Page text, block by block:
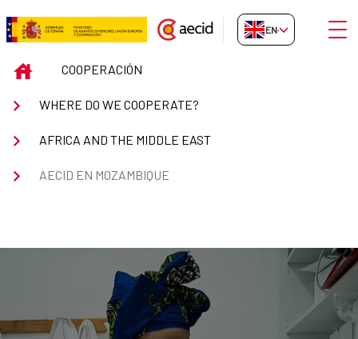
Skip to Main Content
AECID en Mozambique
EN-GB
INICIOCOOPERACIÓN
WHERE DO WE COOPERATE?
AFRICA AND THE MIDDLE EAST
AECID EN MOZAMBIQUE